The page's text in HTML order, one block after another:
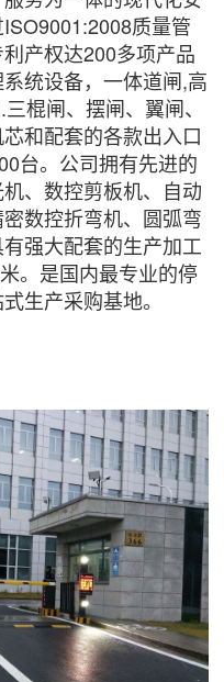
质量管
产权达200多项产品
统设备，一体道闸,高
棍闸、摆闸、翼闸、
和配套的各款出入口
台。公司拥有先进的
、数控剪板机、自动
数控折弯机、圆弧弯
强大配套的生产加工
。是国内最专业的停
生产采购基地。